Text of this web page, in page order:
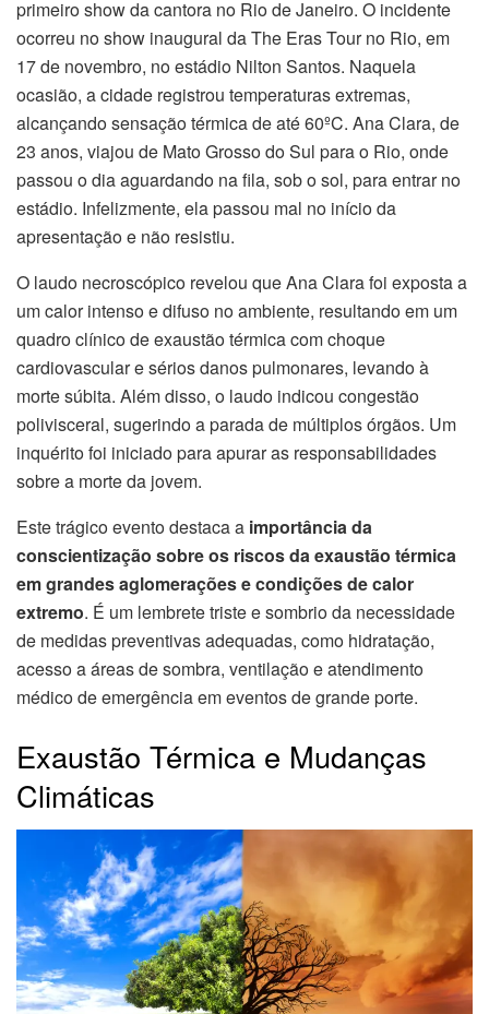
primeiro show da cantora no Rio de Janeiro. O incidente
ocorreu no show inaugural da The Eras Tour no Rio, em
17 de novembro, no estádio Nilton Santos. Naquela
ocasião, a cidade registrou temperaturas extremas,
alcançando sensação térmica de até 60ºC. Ana Clara, de
23 anos, viajou de Mato Grosso do Sul para o Rio, onde
passou o dia aguardando na fila, sob o sol, para entrar no
estádio. Infelizmente, ela passou mal no início da
apresentação e não resistiu.
O laudo necroscópico revelou que Ana Clara foi exposta a
um calor intenso e difuso no ambiente, resultando em um
quadro clínico de exaustão térmica com choque
cardiovascular e sérios danos pulmonares, levando à
morte súbita. Além disso, o laudo indicou congestão
polivisceral, sugerindo a parada de múltiplos órgãos. Um
inquérito foi iniciado para apurar as responsabilidades
sobre a morte da jovem.
Este trágico evento destaca a importância da
conscientização sobre os riscos da exaustão térmica
em grandes aglomerações e condições de calor
extremo. É um lembrete triste e sombrio da necessidade
de medidas preventivas adequadas, como hidratação,
acesso a áreas de sombra, ventilação e atendimento
médico de emergência em eventos de grande porte.
Exaustão Térmica e Mudanças
Climáticas